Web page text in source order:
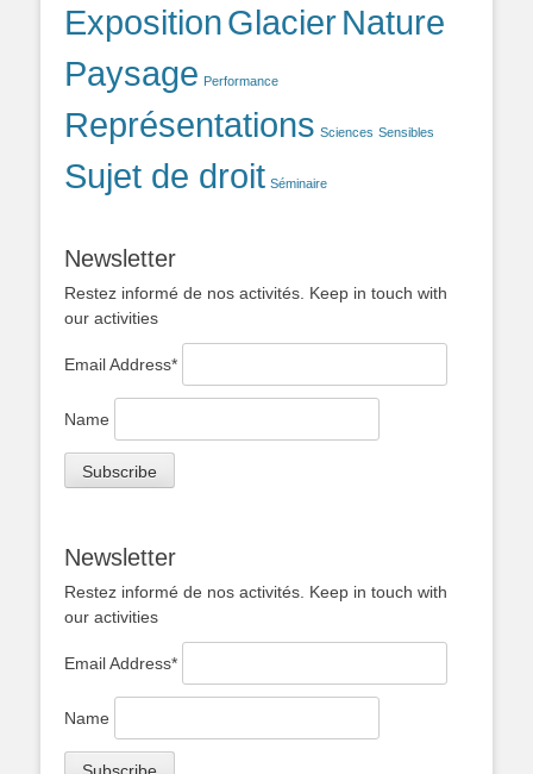
ExpositionGlacierNature
Paysage Performance
Représentations Sciences Sensibles
Sujet de droit Séminaire
Newsletter
Restez informé de nos activités. Keep in touch with
our activities
Email Address*
Name
Newsletter
Restez informé de nos activités. Keep in touch with
our activities
Email Address*
Name